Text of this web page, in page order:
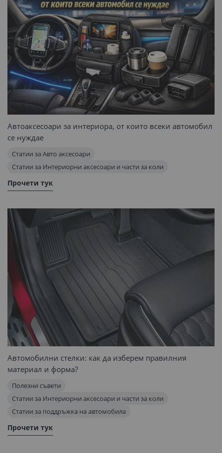
Автоаксесоари за интериора, от които всеки автомобил
се нуждае
Статии за Авто аксесоари
Статии за Интериорни аксесоари и части за коли
Прочети тук
Автомобилни стелки: как да изберем правилния
материал и форма?
Полезни съвети
Статии за Интериорни аксесоари и части за коли
Статии за поддръжка на автомобила
Прочети тук